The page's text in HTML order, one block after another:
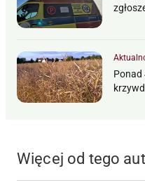
Ponad
Więcej od tego